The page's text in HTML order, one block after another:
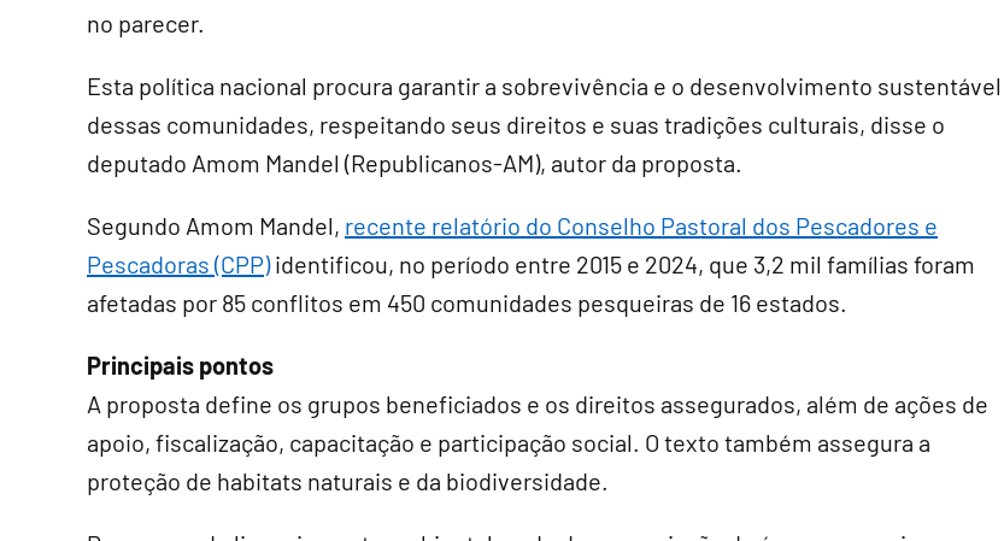
no parecer.
Esta política nacional procura garantir a sobrevivência e o desenvolvimento sustentável
dessas comunidades, respeitando seus direitos e suas tradições culturais, disse o
deputado Amom Mandel (Republicanos-AM), autor da proposta.
Segundo Amom Mandel, recente relatório do Conselho Pastoral dos Pescadores e
Pescadoras (CPP)identificou, no período entre 2015 e 2024, que 3,2 mil famílias foram
afetadas por 85 conflitos em 450 comunidades pesqueiras de 16 estados.
Principais pontos
A proposta define os grupos beneficiados e os direitos assegurados, além de ações de
apoio, fiscalização, capacitação e participação social. O texto também assegura a
proteção de habitats naturais e da biodiversidade.